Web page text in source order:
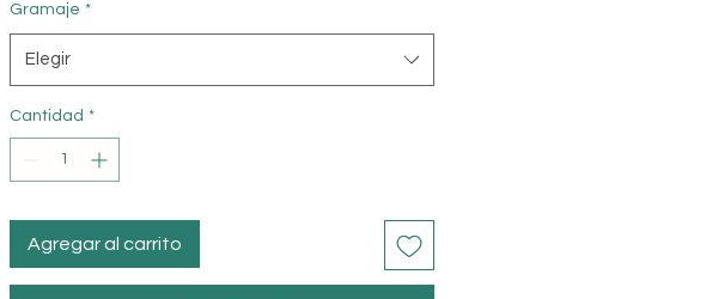
Gramaje *
Elegir
Cantidad *
Agregar al carrito